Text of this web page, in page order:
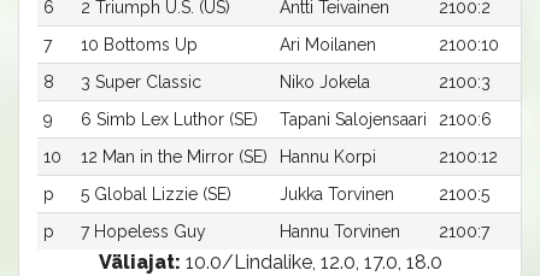
6 2 Triumph U.S. (US) Antti Teivainen
2100:2
7
10 Bottoms Up Ari Moilanen
2100:10
8
3 Super Classic Niko Jokela
2100:3
9
6 Simb Lex Luthor (SE) Tapani Salojensaari
2100:6
10
12 Man in the Mirror (SE) Hannu Korpi
2100:12
p
5 Global Lizzie (SE) Jukka Torvinen
2100:5
p
7 Hopeless Guy Hannu Torvinen 2100:7
Väliajat: 10.0/Lindalike, 12.0, 17.0, 18.0